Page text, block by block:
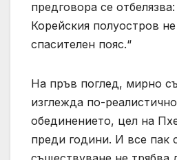
предговора се
Корейския полуостров
спасителен пояс.“
На пръв поглед, мирно
изглежда по-
обединението, цел на
преди години. И все пак